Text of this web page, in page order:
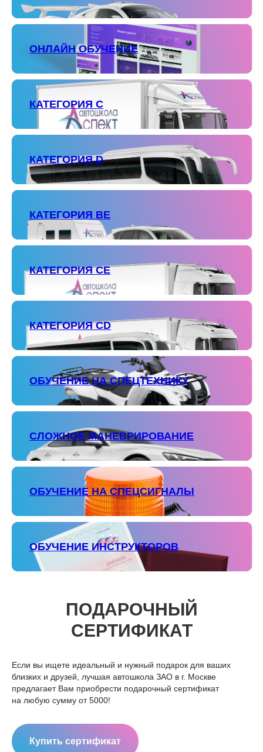
ОНЛАЙН ОБУЧЕНИЕ
КАТЕГОРИЯ С
КАТЕГОРИЯ D
КАТЕГОРИЯ ВЕ
КАТЕГОРИЯ СЕ
КАТЕГОРИЯ СD
ОБУЧЕНИЕ НА СПЕЦТЕХНИКУ
СЛОЖНОЕ МАНЕВРИРОВАНИЕ
ОБУЧЕНИЕ НА СПЕЦСИГНАЛЫ
ОБУЧЕНИЕ ИНСТРУКТОРОВ
ПОДАРОЧНЫЙ
СЕРТИФИКАТ
Если вы ищете идеальный и нужный подарок для ваших
близких и друзей, лучшая автошкола ЗАО в г. Москве
предлагает Вам приобрести подарочный сертификат
на любую сумму от 5000!
Купить сертификат